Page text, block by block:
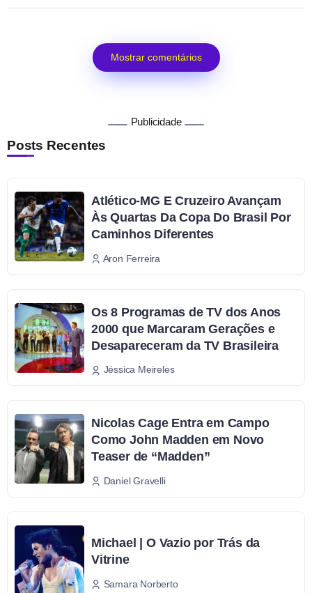
Mostrar comentários
Publicidade
Posts Recentes
Atlético-MG E Cruzeiro Avançam
Às Quartas Da Copa Do Brasil Por
Caminhos Diferentes
Aron Ferreira
Os 8 Programas de TV dos Anos
2000 que Marcaram Gerações e
Desapareceram da TV Brasileira
Jéssica Meireles
Nicolas Cage Entra em Campo
Como John Madden em Novo
Teaser de “Madden”
Daniel Gravelli
Michael | O Vazio por Trás da
Vitrine
Samara Norberto